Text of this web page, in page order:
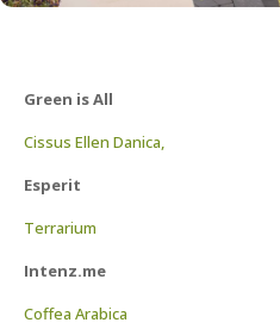
Green is All
Cissus Ellen Danica,
Esperit
Terrarium
Intenz.me
Coffea Arabica